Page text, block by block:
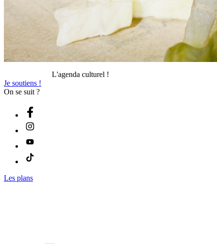
L'agenda culturel !
Je soutiens !
On se suit ?
Les plans